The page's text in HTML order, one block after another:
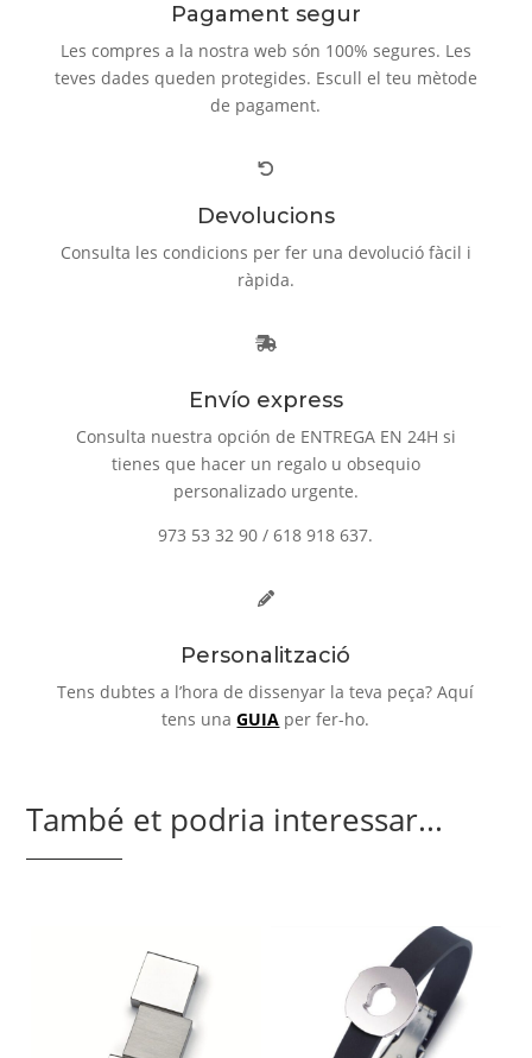
Pagament segur
Les compres a la nostra web són 100% segures. Les
teves dades queden protegides. Escull el teu mètode
de pagament.
Devolucions
Consulta les condicions per fer una devolució fàcil i
ràpida.
Envío express
Consulta nuestra opción de ENTREGA EN 24H si
tienes que hacer un regalo u obsequio
personalizado urgente.
973 53 32 90 / 618 918 637.
Personalització
Tens dubtes a l’hora de dissenyar la teva peça? Aquí
tens unaGUIA per fer-ho.
També et podria interessar...